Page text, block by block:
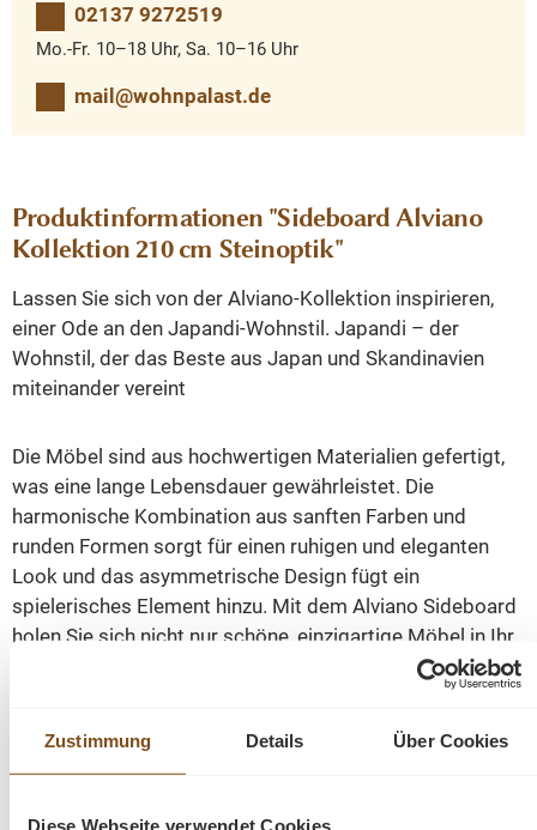
Zustimmung Details Über Cookies
Diese Webseite verwendet Cookies
02137 9272519
Mo.-Fr. 10–18 Uhr, Sa. 10–16 Uhr
mail@wohnpalast.de
Produktinformationen "Sideboard Alviano
Kollektion 210 cm Steinoptik"
Lassen Sie sich von der Alviano-Kollektion inspirieren,
einer Ode an den Japandi-Wohnstil. Japandi – der
Wohnstil, der das Beste aus Japan und Skandinavien
miteinander vereint
Die Möbel sind aus hochwertigen Materialien gefertigt,
was eine lange Lebensdauer gewährleistet. Die
harmonische Kombination aus sanften Farben und
runden Formen sorgt für einen ruhigen und eleganten
Look und das asymmetrische Design fügt ein
spielerisches Element hinzu. Mit dem Alviano Sideboard
holen Sie sich nicht nur schöne, einzigartige Möbel in Ihr
Zuhause, sondern auch ein Stück Ruhe und Frieden.
Die Abmessungen: ca.: Höhe 80 cm - Breite 210 cm -
Tiefe 40 cm.